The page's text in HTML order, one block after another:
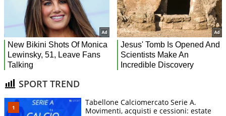
SPORT TREND
Tabellone Calciomercato Serie A.
Movimenti, acquisti e cessioni: estate